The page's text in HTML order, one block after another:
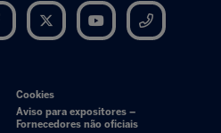
Facebook Twitter YouTube
Cookies
Aviso para expositores –
Fornecedores não oficiais